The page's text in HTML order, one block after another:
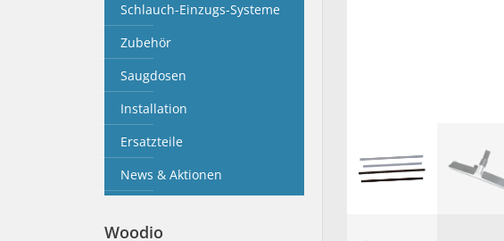
Schlauch-Einzugs-Systeme
Zubehör
Saugdosen
Installation
Ersatzteile
News & Aktionen
Woodio